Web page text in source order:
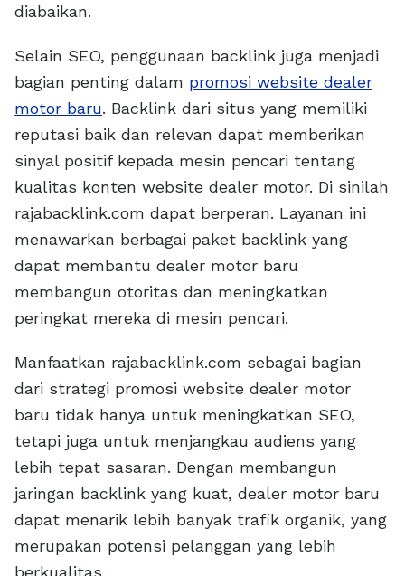
diabaikan.
Selain SEO, penggunaan backlink juga menjadi
bagian penting dalam promosi website dealer
motor baru. Backlink dari situs yang memiliki
reputasi baik dan relevan dapat memberikan
sinyal positif kepada mesin pencari tentang
kualitas konten website dealer motor. Di sinilah
rajabacklink.com dapat berperan. Layanan ini
menawarkan berbagai paket backlink yang
dapat membantu dealer motor baru
membangun otoritas dan meningkatkan
peringkat mereka di mesin pencari.
Manfaatkan rajabacklink.com sebagai bagian
dari strategi promosi website dealer motor
baru tidak hanya untuk meningkatkan SEO,
tetapi juga untuk menjangkau audiens yang
lebih tepat sasaran. Dengan membangun
jaringan backlink yang kuat, dealer motor baru
dapat menarik lebih banyak trafik organik, yang
merupakan potensi pelanggan yang lebih
berkualitas.